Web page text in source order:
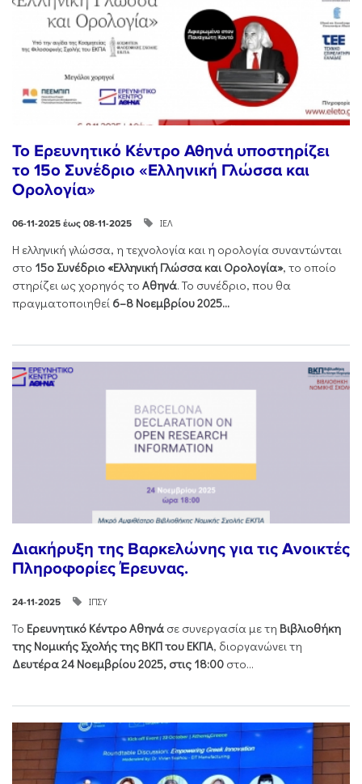
Το Ερευνητικό Κέντρο Αθηνά υποστηρίζει
το 15ο Συνέδριο «Ελληνική Γλώσσα και
Ορολογία»
06-11-2025 έως 08-11-2025 ΙΕΛ
Η ελληνική γλώσσα, η τεχνολογία και η ορολογία συναντώνται
στο 15ο Συνέδριο «Ελληνική Γλώσσα και Ορολογία», το οποίο
στηρίζει ως χορηγός το Αθηνά. Το συνέδριο, που θα
πραγματοποιηθεί 6–8 Νοεμβρίου 2025...
Διακήρυξη της Βαρκελώνης για τις Ανοικτές
Πληροφορίες Έρευνας.
24-11-2025 ΙΠΣΥ
Το Ερευνητικό Κέντρο Αθηνά σε συνεργασία με τη Βιβλιοθήκη
της Νομικής Σχολής της ΒΚΠ του ΕΚΠΑ, διοργανώνει τη
Δευτέρα 24 Νοεμβρίου 2025, στις 18:00 στο...